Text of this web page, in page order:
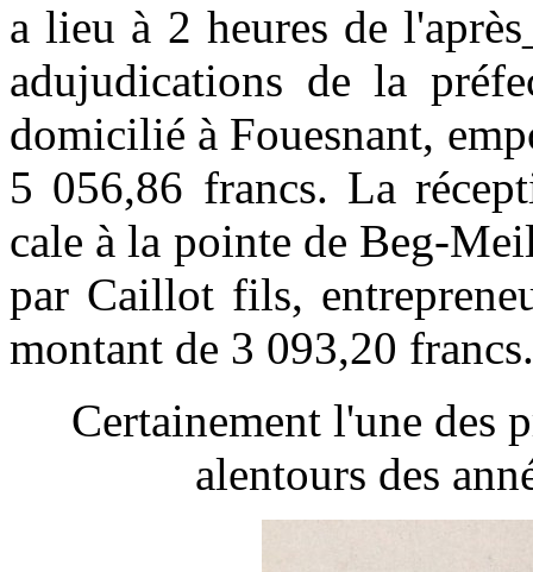
a lieu à 2 heures de
adujudications de la
domicilié à Fouesnant,
5 056,86 francs. La
cale à la pointe de Beg-
par Caillot fils,
montant de 3 093,20 francs.
Certainement l'une des
alentours des